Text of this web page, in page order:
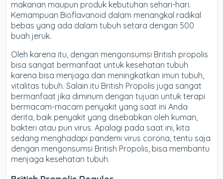
makanan maupun produk kebutuhan sehari-hari.
Kemampuan Bioflavanoid dalam menangkal radikal
bebas yang ada dalam tubuh setara dengan 500
buah jeruk.
Oleh karena itu, dengan mengonsumsi British propolis
bisa sangat bermanfaat untuk kesehatan tubuh
karena bisa menjaga dan meningkatkan imun tubuh,
vitalitas tubuh. Salain itu British Propolis juga sangat
bermanfaat jika diminum dengan tujuan untuk terapi
bermacam-macam penyakit yang saat ini Anda
derita, baik penyakit yang disebabkan oleh kuman,
bakteri atau pun virus. Apalagi pada saat ini, kita
sedang menghadapi pandemi virus corona, tentu saja
dengan mengonsumsi British Propolis, bisa membantu
menjaga kesehatan tubuh.